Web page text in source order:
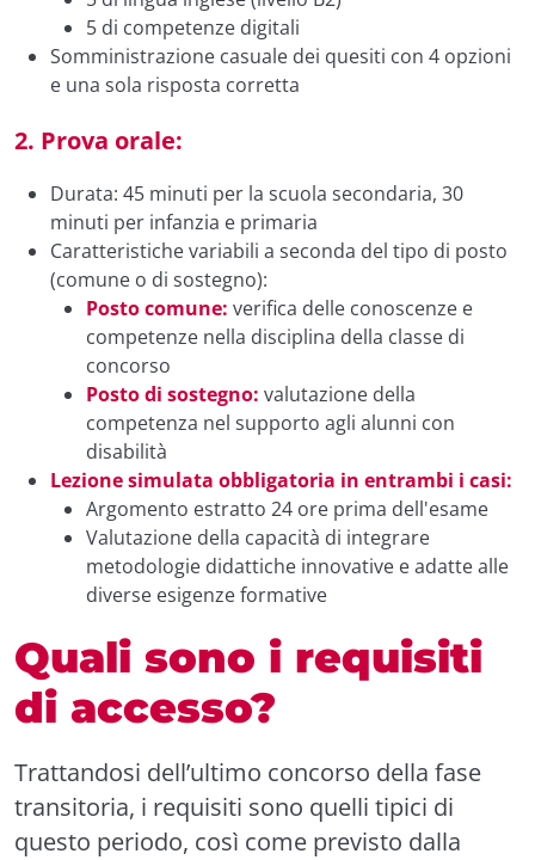
5 di competenze digitali
Somministrazione casuale dei quesiti con 4 opzioni
e una sola risposta corretta
2. Prova orale:
Durata: 45 minuti per la scuola secondaria, 30
minuti per infanzia e primaria
Caratteristiche variabili a seconda del tipo di posto
(comune o di sostegno):
Posto comune: verifica delle conoscenze e
competenze nella disciplina della classe di
concorso
Posto di sostegno: valutazione della
competenza nel supporto agli alunni con
disabilità
Lezione simulata obbligatoria in entrambi i casi:
Argomento estratto 24 ore prima dell'esame
Valutazione della capacità di integrare
metodologie didattiche innovative e adatte alle
diverse esigenze formative
Quali sono i requisiti
di accesso?
Trattandosi dell’ultimo concorso della fase
transitoria, i requisiti sono quelli tipici di
questo periodo, così come previsto dalla